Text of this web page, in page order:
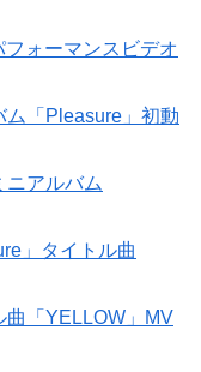
ォーマンスビデオ
「Pleasure」初動
ニアルバム
」タイトル曲
「YELLOW」MV